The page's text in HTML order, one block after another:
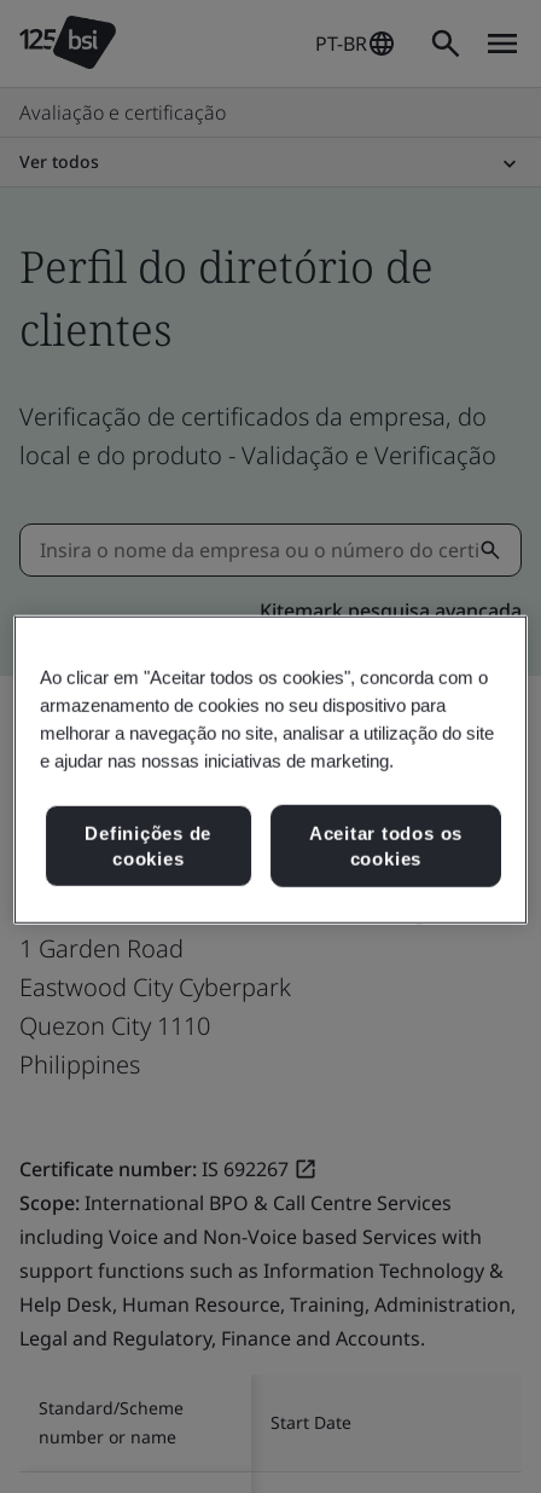
PT-BR
Avaliação e certificação
Ver todos
Perfil do diretório de
clientes
Verificação de certificados da empresa, do
local e do produto - Validação e Verificação
Kitemark pesquisa avançada
Compartilhar:
Fusion CX Limited
1 Garden Road
Eastwood City Cyberpark
Quezon City 1110
Philippines
Certificate number:IS 692267
Scope:International BPO & Call Centre Services
including Voice and Non-Voice based Services with
support functions such as Information Technology &
Help Desk, Human Resource, Training, Administration,
Legal and Regulatory, Finance and Accounts.
Standard/Scheme
number or name
Start Date
Ao clicar em "Aceitar todos os cookies", concorda com o
armazenamento de cookies no seu dispositivo para
melhorar a navegação no site, analisar a utilização do site
e ajudar nas nossas iniciativas de marketing.
Definições de
cookies
Aceitar todos os
cookies